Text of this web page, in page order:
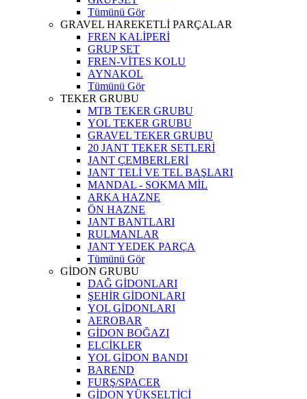
Tümünü Gör
GRAVEL HAREKETLİ PARÇALAR
FREN KALİPERİ
GRUP SET
FREN-VİTES KOLU
AYNAKOL
Tümünü Gör
TEKER GRUBU
MTB TEKER GRUBU
YOL TEKER GRUBU
GRAVEL TEKER GRUBU
20 JANT TEKER SETLERİ
JANT ÇEMBERLERİ
JANT TELİ VE TEL BAŞLARI
MANDAL - SOKMA MİL
ARKA HAZNE
ÖN HAZNE
JANT BANTLARI
RULMANLAR
JANT YEDEK PARÇA
Tümünü Gör
GİDON GRUBU
DAĞ GİDONLARI
ŞEHİR GİDONLARI
YOL GİDONLARI
AEROBAR
GİDON BOĞAZI
ELCİKLER
YOL GİDON BANDI
BAREND
FURŞ/SPACER
GİDON YÜKSELTİCİ